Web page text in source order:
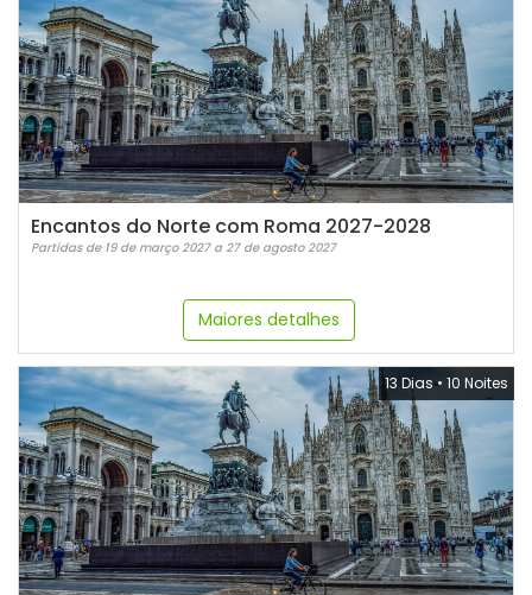
Encantos do Norte com Roma 2027-2028
Partidas de 19 de março 2027 a 27 de agosto 2027
Maiores detalhes
13 Dias • 10 Noites